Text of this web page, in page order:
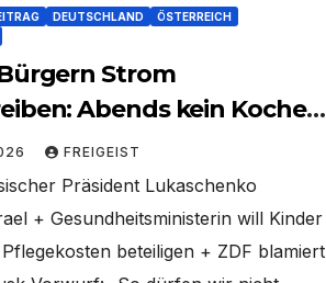
DEUTSCHLAND
ÖSTERREICH
Strom
Abends kein Kochen
KI?
FREIGEIST
Präsident Lukaschenko
+ Gesundheitsministerin will Kinder
beteiligen + ZDF blamiert